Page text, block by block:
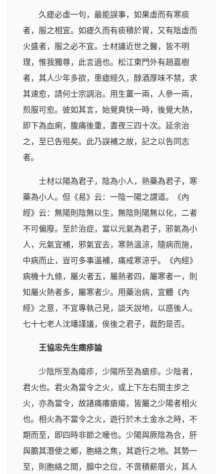
久瘧必虛一句，最能誤事，如果虛而有寒痰
者，服之相宜。如瘧久而有痰積於胃，又有陰虛而
火盛者，服之必不宜。士材議近世之醫，皆不明
理，惟我獨尊，此言過也。松江東門外有趙嘉樹
者，其人少年多欲，患瘧經久，醇酒厚味不禁，求
其速愈，請何士宗調治。用生薑一兩，人參一兩，
煎服可愈。彼如其言，始覺爽快一時，後覺大熱，
即下為血痢，腹痛後重，晝夜三四十次。延余治
之，至已告殂矣。此乃誤補之故，記之以告同志
者。
士材以陽為君子，陰為小人，熱藥為君子，寒
藥為小人。但《易》云：一陰一陽之謂道。《內
經》云：無陽則陰無以生，無陰則陽無以化，二者
不可偏廢。至於治症，當以元氣為君子，邪氣為小
人，元氣宜補，邪氣宜去，寒熱溫涼，隨病而施，
中病而止，豈可多事溫補，痛戒寒涼乎。《內經》
病機十九條，屬火者五，屬熱者四，屬寒者一，則
知屬火熱者多，屬寒者少。用藥治病，宜體《內
經》之意，不宜專執己見，談天說地，以惑後人。
七十七老人沈璠謹議，俟後之君子，裁酌是否。
王協忠先生癍疹論
少陰所至為瘍疹，少陽所至為瘡疹。少陰者，
君火也。君火為當令之火，或上下左右間主步之
火，亦為當令，故諸痛癢瘡瘍，皆屬之少陽者相火
也。相火為不當令之火，遊行於木土金水之時，不
期而至，即四時非節之暖也。少陽與厥陰為合，肝
與膽其潛使之鄉，胞絡之焦，其遊行之地。其勢一
至，則胞絡之間，膻中之位，不啻積薪厝火，其人